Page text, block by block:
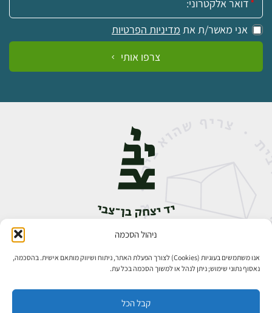
ניהול הסכמה
אנו משתמשים בעוגיות (Cookies) לצורך הפעלת האתר, ניתוח ושיווק מותאם אישית. בהסכמה,
נאסוף נתוני שימוש; ניתן לנהל או למשוך הסכמה בכל עת.
קבל הכל
אני מאשר/ת את מדיניות הפרטיות
צרפו אותי
אבן גבירול 14, רחביה, ירושלים